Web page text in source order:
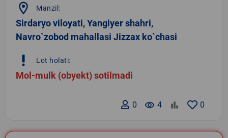
location_on Manzil:
Sirdaryo viloyati, Yangiyer shahri,
Navro`zobod mahallasi Jizzax ko`chasi
priority_high Lot holati:
Mol-mulk (obyekt) sotilmadi
0
remove_red_eye 4
0